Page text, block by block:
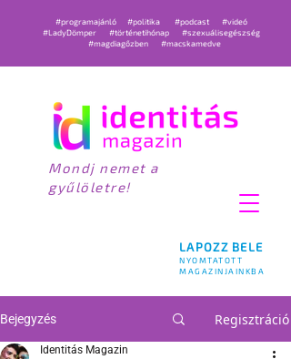
LAPOZZ BELE
NYOMTATOTT
MAGAZINJAINKBA
#programajánló #politika #podcast
#videó
#LadyDömper
#történetihónap
#szexuálisegészség
#magdiagőzben
#macskamedve
Mondj nemet a
gyűlöletre!
Bejegyzés Regisztráció
Identitás Magazin